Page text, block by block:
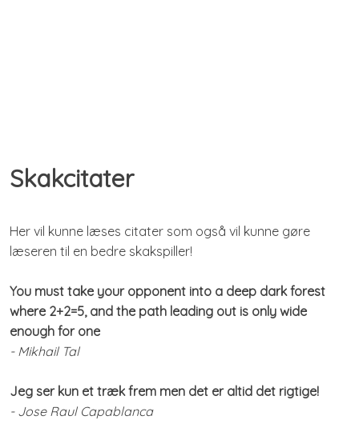
Skakcitater​
Her vil kunne læses citater som også vil kunne gøre
læseren til en bedre skakspiller!​
You must take your opponent into a deep dark forest
where 2+2=5, and the path leading out is only wide
enough for one
- Mikhail Tal
Jeg ser kun et træk frem men det er altid det rigtige!
- Jose Raul Capablanca